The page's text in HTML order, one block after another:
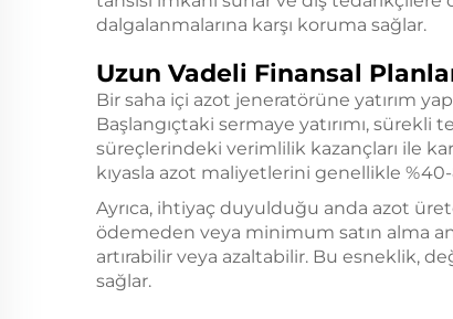
dalgalanmalarına karşı koruma sağlar.
Uzun Vadeli Finansal
Bir saha içi azot jeneratörüne yatırım
Başlangıçtaki sermaye yatırımı,
süreçlerindeki verimlilik kazançları ile
kıyasla azot maliyetlerini genellikle
Ayrıca, ihtiyaç duyulduğu anda azot
ödemeden veya minimum satın alma
artırabilir veya azaltabilir. Bu esneklik,
sağlar.